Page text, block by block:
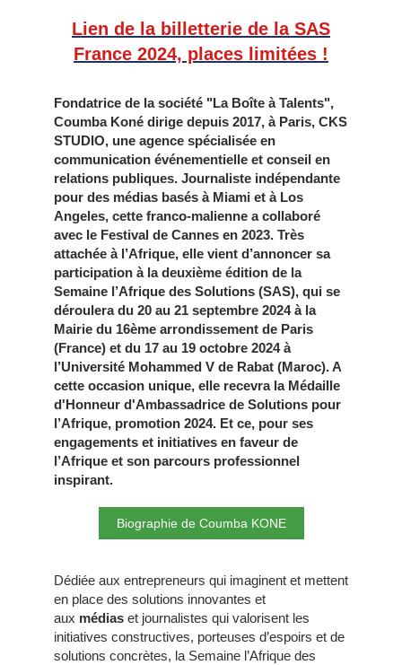
Lien de la billetterie de la SAS
France 2024, places limitées !
Fondatrice de la société "La Boîte à Talents",
Coumba Koné dirige depuis 2017, à Paris, CKS
STUDIO, une agence spécialisée en
communication événementielle et conseil en
relations publiques. Journaliste indépendante
pour des médias basés à Miami et à Los
Angeles, cette franco-malienne a collaboré
avec le Festival de Cannes en 2023. Très
attachée à l’Afrique, elle vient d’annoncer sa
participation à la deuxième édition de la
Semaine l’Afrique des Solutions (SAS), qui se
déroulera du 20 au 21 septembre 2024 à la
Mairie du 16ème arrondissement de Paris
(France) et du 17 au 19 octobre 2024 à
l’Université Mohammed V de Rabat (Maroc). A
cette occasion unique, elle recevra la Médaille
d'Honneur d'Ambassadrice de Solutions pour
l’Afrique, promotion 2024. Et ce, pour ses
engagements et initiatives en faveur de
l’Afrique et son parcours professionnel
inspirant.
Biographie de Coumba KONE
Dédiée aux entrepreneurs qui imaginent et mettent
en place des solutions innovantes et
aux médias et journalistes qui valorisent les
initiatives constructives, porteuses d’espoirs et de
solutions concrètes, la Semaine l’Afrique des